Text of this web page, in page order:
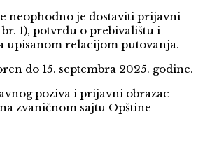
neophodno je dostaviti prijavni
1), potvrdu o prebivalištu i
upisanom relacijom putovanja.
do 15. septembra 2025. godine.
poziva i prijavni obrazac
zvaničnom sajtu Opštine